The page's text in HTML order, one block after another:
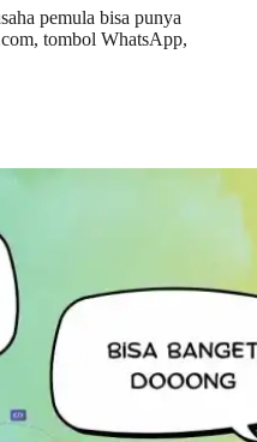
pemula bisa punya
tombol WhatsApp,